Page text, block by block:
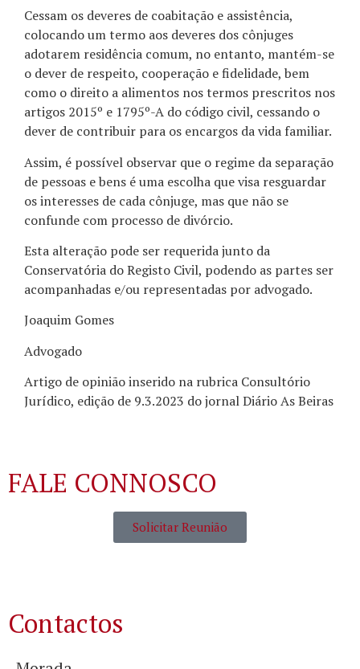
Cessam os deveres de coabitação e assistência,
colocando um termo aos deveres dos cônjuges
adotarem residência comum, no entanto, mantém-se
o dever de respeito, cooperação e fidelidade, bem
como o direito a alimentos nos termos prescritos nos
artigos 2015º e 1795º-A do código civil, cessando o
dever de contribuir para os encargos da vida familiar.
Assim, é possível observar que o regime da separação
de pessoas e bens é uma escolha que visa resguardar
os interesses de cada cônjuge, mas que não se
confunde com processo de divórcio.
Esta alteração pode ser requerida junto da
Conservatória do Registo Civil, podendo as partes ser
acompanhadas e/ou representadas por advogado.
Joaquim Gomes
Advogado
Artigo de opinião inserido na rubrica Consultório
Jurídico, edição de 9.3.2023 do jornal Diário As Beiras
FALE CONNOSCO
Solicitar Reunião
Contactos